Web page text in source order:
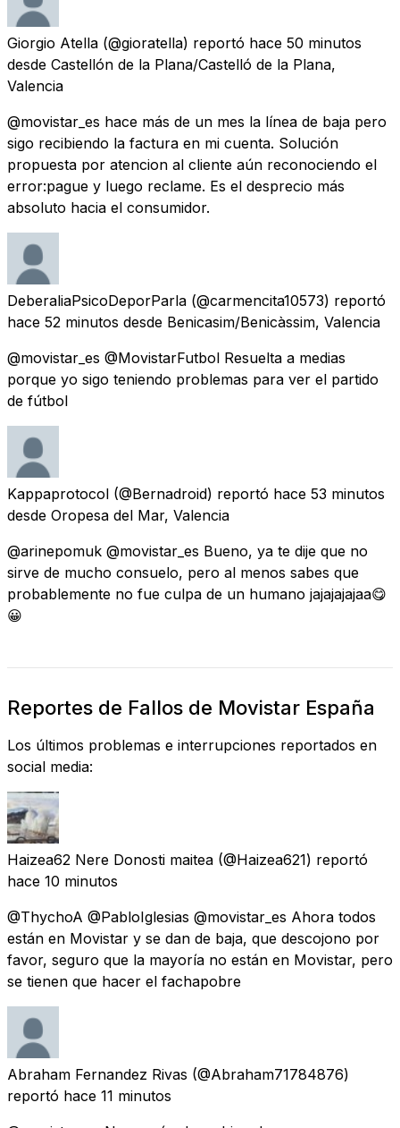
Giorgio Atella (@gioratella) reportó hace 50 minutos
desde Castellón de la Plana/Castelló de la Plana,
Valencia
@movistar_es hace más de un mes la línea de baja pero
sigo recibiendo la factura en mi cuenta. Solución
propuesta por atencion al cliente aún reconociendo el
error:pague y luego reclame. Es el desprecio más
absoluto hacia el consumidor.
DeberaliaPsicoDeporParla (@carmencita10573) reportó
hace 52 minutos desde Benicasim/Benicàssim, Valencia
@movistar_es @MovistarFutbol Resuelta a medias
porque yo sigo teniendo problemas para ver el partido
de fútbol
Kappaprotocol (@Bernadroid) reportó hace 53 minutos
desde Oropesa del Mar, Valencia
@arinepomuk @movistar_es Bueno, ya te dije que no
sirve de mucho consuelo, pero al menos sabes que
probablemente no fue culpa de un humano jajajajajaa😋
😀
Reportes de Fallos de Movistar España
Los últimos problemas e interrupciones reportados en
social media:
Haizea62 Nere Donosti maitea (@Haizea621) reportó
hace 10 minutos
@ThychoA @PabloIglesias @movistar_es Ahora todos
están en Movistar y se dan de baja, que descojono por
favor, seguro que la mayoría no están en Movistar, pero
se tienen que hacer el fachapobre
Abraham Fernandez Rivas (@Abraham71784876)
reportó hace 11 minutos